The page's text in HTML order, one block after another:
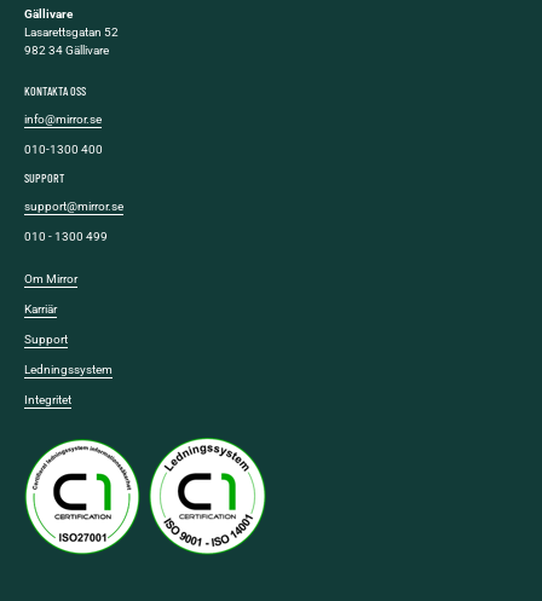
Gällivare
Lasarettsgatan 52
982 34 Gällivare
KONTAKTA OSS
info@mirror.se
010-1300 400
SUPPORT
support@mirror.se
010 - 1300 499
Om Mirror
Karriär
Support
Ledningssystem
Integritet